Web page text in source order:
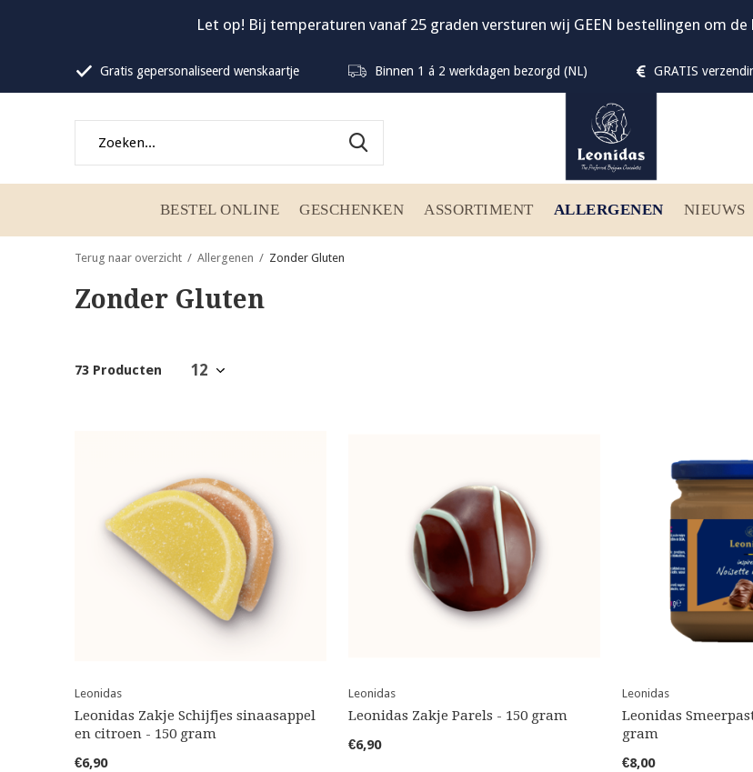
BESTEL ONLINE GESCHENKEN ASSORTIMENT ALLERGENEN NIEUWS
Gratis gepersonaliseerd wenskaartje Binnen 1 á 2 werkdagen bezorgd (NL) GRATIS
Let op! Bij temperaturen vanaf 25 graden versturen wij GEEN bestellingen om
Terug naar overzicht Allergenen Zonder Gluten
Zonder Gluten
73 Producten
Leonidas
Leonidas Zakje Schijfjes sinaasappel
en citroen - 150 gram
€6,90
Leonidas
Leonidas Zakje Parels - 150 gram
€6,90
Leonidas
Leonidas
gram
€8,00